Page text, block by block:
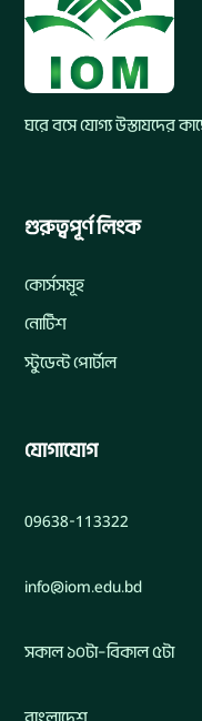
ঘরে বসে যোগ্য উস্তাযদের
গুরুত্বপূর্ণ লিংক
কোর্সসমূহ
নোটিশ
স্টুডেন্ট পোর্টাল
যোগাযোগ
09638-113322
info@iom.edu.bd
সকাল ১০টা–বিকাল ৫টা